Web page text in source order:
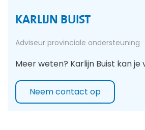
KARLIJN BUIST
Adviseur provinciale ondersteuning
Meer weten? Karlijn Buist kan je
Neem contact op